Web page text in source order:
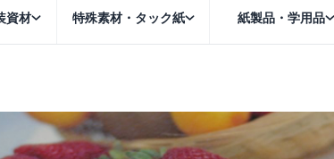
資材 特殊素材・タック紙 紙製品・学用品